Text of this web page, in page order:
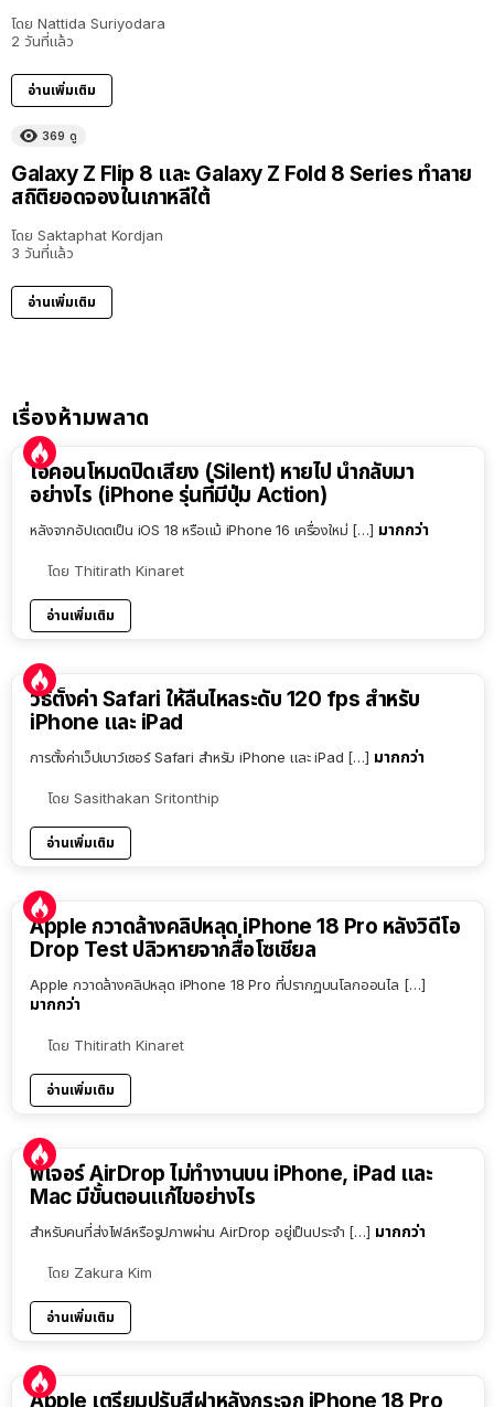
โดย Nattida Suriyodara
2 วันที่แล้ว
อ่านเพิ่มเติม
369 ดู
Galaxy Z Flip 8 และ Galaxy Z Fold 8 Series ทำลาย
สถิติยอดจองในเกาหลีใต้
โดย Saktaphat Kordjan
3 วันที่แล้ว
อ่านเพิ่มเติม
เรื่องห้ามพลาด
ไอคอนโหมดปิดเสียง (Silent) หายไป นำกลับมา
อย่างไร (iPhone รุ่นที่มีปุ่ม Action)
หลังจากอัปเดตเป็น iOS 18 หรือแม้ iPhone 16 เครื่องใหม่ […] มากกว่า
โดย Thitirath Kinaret
อ่านเพิ่มเติม
วิธีตั้งค่า Safari ให้ลื่นไหลระดับ 120 fps สำหรับ
iPhone และ iPad
การตั้งค่าเว็ปเบาว์เซอร์ Safari สำหรับ iPhone และ iPad […] มากกว่า
โดย Sasithakan Sritonthip
อ่านเพิ่มเติม
Apple กวาดล้างคลิปหลุด iPhone 18 Pro หลังวิดีโอ
Drop Test ปลิวหายจากสื่อโซเชียล
Apple กวาดล้างคลิปหลุด iPhone 18 Pro ที่ปรากฏบนโลกออนไล […]
มากกว่า
โดย Thitirath Kinaret
อ่านเพิ่มเติม
ฟีเจอร์ AirDrop ไม่ทำงานบน iPhone, iPad และ
Mac มีขั้นตอนแก้ไขอย่างไร
สำหรับคนที่ส่งไฟล์หรือรูปภาพผ่าน AirDrop อยู่เป็นประจำ […] มากกว่า
โดย Zakura Kim
อ่านเพิ่มเติม
Apple เตรียมปรับสีฝาหลังกระจก iPhone 18 Pro